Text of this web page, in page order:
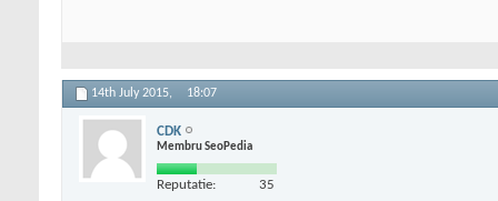
14th July 2015, 18:07
CDK
Membru SeoPedia
Reputatie: 35